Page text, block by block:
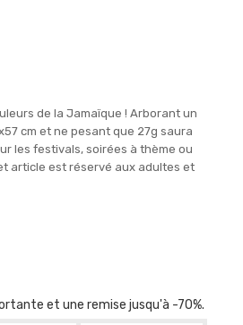
de la Jamaïque ! Arborant un
cm et ne pesant que 27g saura
les festivals, soirées à thème ou
article est réservé aux adultes et
et une remise jusqu'à -70%.